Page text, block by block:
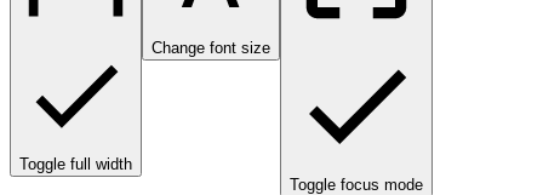
Toggle full width
Change font size
Toggle focus mode